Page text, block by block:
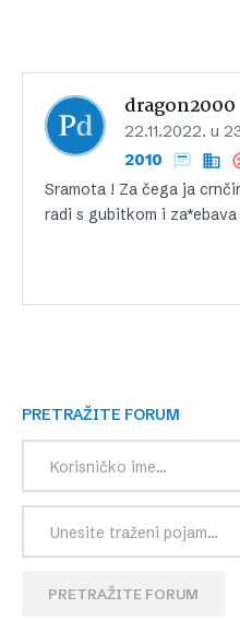
dragon2000
22.11.2022. u
2010
Sramota ! Za čega ja
radi s gubitkom i za*ebava
PRETRAŽITE FORUM
PRETRAŽITE FORUM